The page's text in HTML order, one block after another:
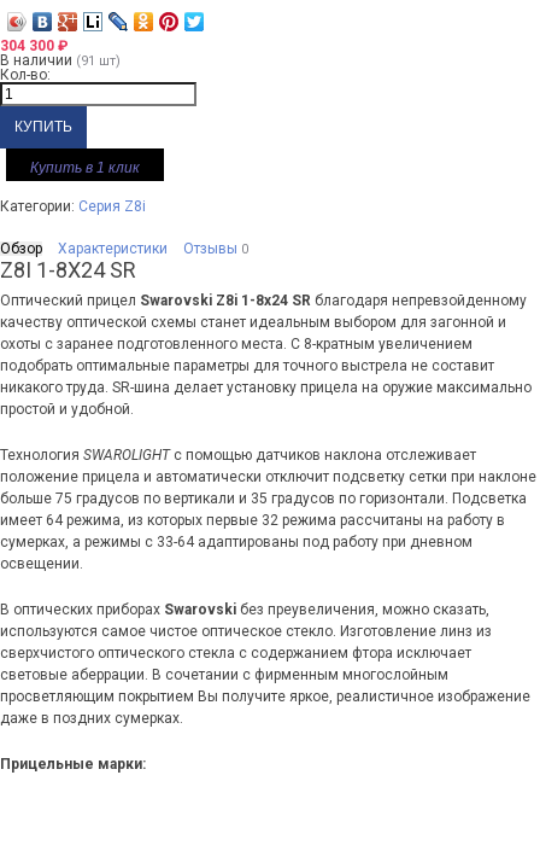
304 300 ₽
В наличии (91 шт)
Кол-во:
Купить в 1 клик
Категории: Серия Z8i
Обзор Характеристики Отзывы 0
Z8I 1-8X24 SR
Оптический прицел Swarovski Z8i 1-8x24 SR благодаря непревзойденному
качеству оптической схемы станет идеальным выбором для загонной и
охоты с заранее подготовленного места. С 8-кратным увеличением
подобрать оптимальные параметры для точного выстрела не составит
никакого труда. SR-шина делает установку прицела на оружие максимально
простой и удобной.
Технология SWAROLIGHT с помощью датчиков наклона отслеживает
положение прицела и автоматически отключит подсветку сетки при наклоне
больше 75 градусов по вертикали и 35 градусов по горизонтали. Подсветка
имеет 64 режима, из которых первые 32 режима рассчитаны на работу в
сумерках, а режимы с 33-64 адаптированы под работу при дневном
освещении.
В оптических приборах Swarovski без преувеличения, можно сказать,
используются самое чистое оптическое стекло. Изготовление линз из
сверхчистого оптического стекла с содержанием фтора исключает
световые аберрации. В сочетании с фирменным многослойным
просветляющим покрытием Вы получите яркое, реалистичное изображение
даже в поздних сумерках.
Прицельные марки: